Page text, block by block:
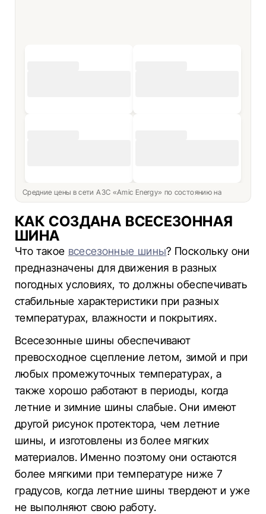
Средние цены в сети АЗС «Amic Energy» по состоянию на
КАК СОЗДАНА ВСЕСЕЗОННАЯ
ШИНА
Что такое всесезонные шины? Поскольку они
предназначены для движения в разных
погодных условиях, то должны обеспечивать
стабильные характеристики при разных
температурах, влажности и покрытиях.
Всесезонные шины обеспечивают
превосходное сцепление летом, зимой и при
любых промежуточных температурах, а
также хорошо работают в периоды, когда
летние и зимние шины слабые. Они имеют
другой рисунок протектора, чем летние
шины, и изготовлены из более мягких
материалов. Именно поэтому они остаются
более мягкими при температуре ниже 7
градусов, когда летние шины твердеют и уже
не выполняют свою работу.